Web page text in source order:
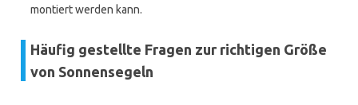
montiert werden kann.
Häufig gestellte Fragen zur richtigen Größe
von Sonnensegeln